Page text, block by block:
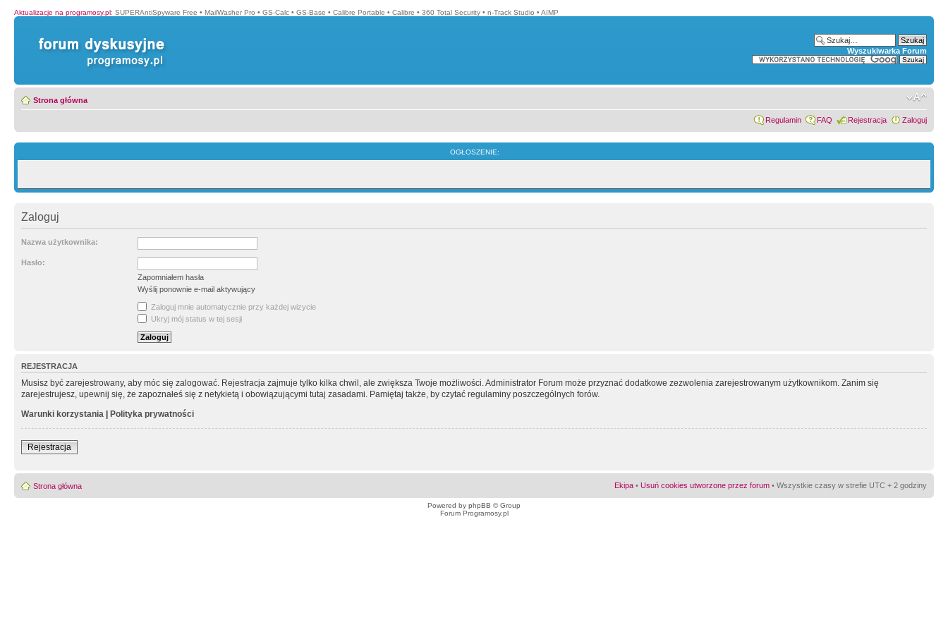
Aktualizacje na programosy.pl: SUPERAntiSpyware Free • MailWasher Pro • GS-Calc • GS-Base • Calibre Portable • Calibre • 360 Total Security • n-Track Studio • AIMP
Wyszukiwarka Forum
Strona główna
Regulamin FAQ Rejestracja Zaloguj
OGŁOSZENIE:
Zaloguj
Nazwa użytkownika:
Hasło:
Zapomniałem hasła
Wyślij ponownie e-mail aktywujący
Zaloguj mnie automatycznie przy każdej wizycie
Ukryj mój status w tej sesji
REJESTRACJA
Musisz być zarejestrowany, aby móc się zalogować. Rejestracja zajmuje tylko kilka chwil, ale zwiększa Twoje możliwości. Administrator Forum może przyznać dodatkowe zezwolenia zarejestrowanym użytkownikom. Zanim się
zarejestrujesz, upewnij się, że zapoznałeś się z netykietą i obowiązującymi tutaj zasadami. Pamiętaj także, by czytać regulaminy poszczególnych forów.
Warunki korzystania | Polityka prywatności
Rejestracja
Strona główna Ekipa • Usuń cookies utworzone przez forum • Wszystkie czasy w strefie UTC + 2 godziny
Powered by phpBB © Group
Forum Programosy.pl